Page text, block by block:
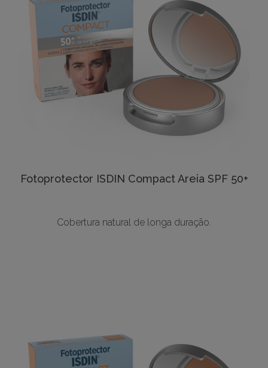
Fotoprotector ISDIN Compact Areia SPF 50+
Cobertura natural de longa duração.